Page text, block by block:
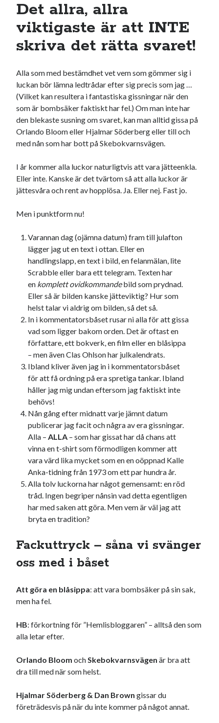
Det allra, allra
viktigaste är att INTE
skriva det rätta svaret!
Alla som med bestämdhet vet vem som gömmer sig i
luckan bör lämna ledtrådar efter sig precis som jag …
(Vilket kan resultera i fantastiska gissningar när den
som är bombsäker faktiskt har fel.) Om man inte har
den blekaste susning om svaret, kan man alltid gissa på
Orlando Bloom eller Hjalmar Söderberg eller till och
med nån som har bott på Skebokvarnsvägen.
I år kommer alla luckor naturligtvis att vara jätteenkla.
Eller inte. Kanske är det tvärtom så att alla luckor är
jättesvåra och rent av hopplösa. Ja. Eller nej. Fast jo.
Men i punktform nu!
Varannan dag (ojämna datum) fram till julafton
lägger jag ut en text i ottan. Eller en
handlingslapp, en text i bild, en felanmälan, lite
Scrabble eller bara ett telegram. Texten har
en komplett ovidkommandebild som prydnad.
Eller så är bilden kanske jätteviktig? Hur som
helst talar vi aldrig om bilden, så det så.
In i kommentatorsbåset rusar ni alla för att gissa
vad som ligger bakom orden. Det är oftast en
författare, ett bokverk, en film eller en blåsippa
– men även Clas Ohlson har julkalendrats.
Ibland kliver även jag in i kommentatorsbåset
för att få ordning på era spretiga tankar. Ibland
håller jag mig undan eftersom jag faktiskt inte
behövs!
Nån gång efter midnatt varje jämnt datum
publicerar jag facit och några av era gissningar.
Alla –ALLA – som har gissat har då chans att
vinna en t-shirt som förmodligen kommer att
vara värd lika mycket som en en oöppnad Kalle
Anka-tidning från 1973 om ett par hundra år.
Alla tolv luckorna har något gemensamt: en röd
tråd. Ingen begriper nånsin vad detta egentligen
har med saken att göra. Men vem är väl jag att
bryta en tradition?
Fackuttryck – såna vi svänger
oss med i båset
Att göra en blåsippa: att vara bombsäker på sin sak,
men ha fel.
HB: förkortning för ”Hemlisbloggaren” – alltså den som
alla letar efter.
Orlando Bloom ochSkebokvarnsvägen är bra att
dra till med när som helst.
Hjalmar Söderberg & Dan Brown gissar du
företrädesvis på när du inte kommer på något annat.